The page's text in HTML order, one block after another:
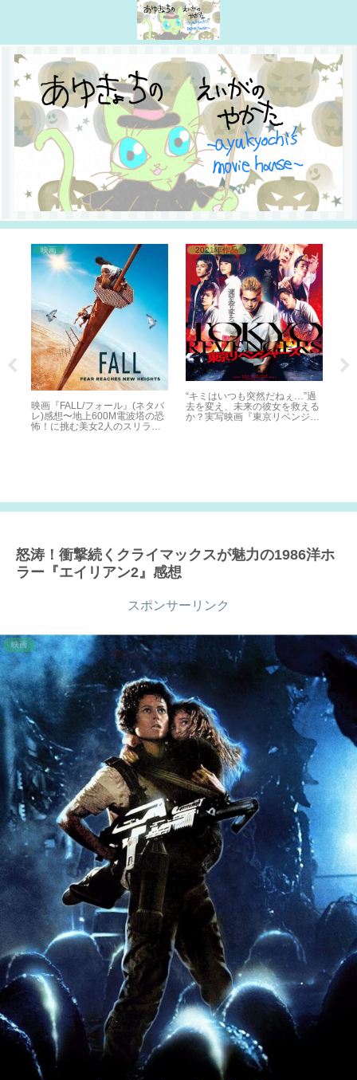
映画
映画『FALL/フォール』(ネタバ
レ)感想〜地上600M電波塔の恐
怖！に挑む美女2人のスリラー
2021年作品
“キミはいつも突然だねぇ…”過
去を変え、未来の彼女を救える
か？実写映画『東京リベンジャ
怒涛！衝撃続くクライマックスが魅力の1986洋ホ
ラー『エイリアン2』感想
スポンサーリンク
映画